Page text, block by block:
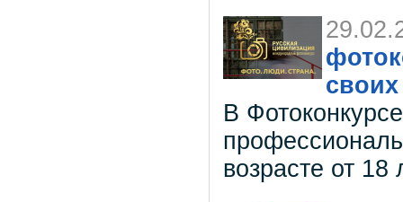
В
возрасте от 18